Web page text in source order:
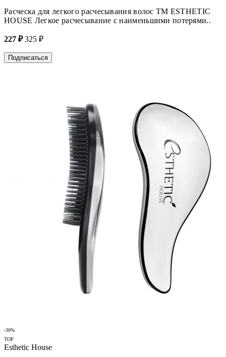
Расческа для легкого расчесывания волос ТМ ESTHETIC
HOUSE Легкое расчесывание с наименьшими потерями..
227 ₽ 325 ₽
Подписаться
-30%
TOP
Esthetic House